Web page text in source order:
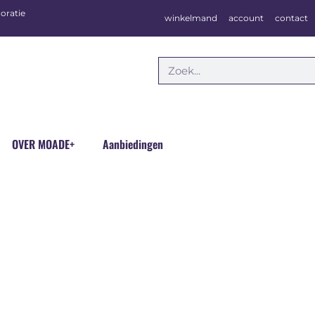
winkelmand account contact
OVER MOADE+ Aanbiedingen